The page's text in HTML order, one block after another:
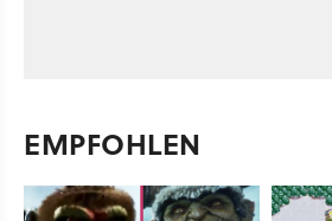
EMPFOHLEN